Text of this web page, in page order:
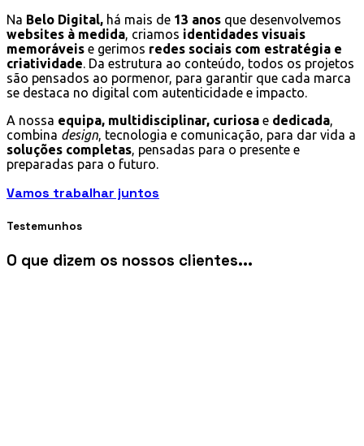
Na Belo Digital, há mais de 13 anos que desenvolvemos
websites à medida , criamos identidades visuais
memoráveis e gerimos redes sociais com estratégia e
criatividade . Da estrutura ao conteúdo, todos os projetos
são pensados ao pormenor, para garantir que cada marca
se destaca no digital com autenticidade e impacto.
A nossa equipa, multidisciplinar, curiosa e dedicada
combina design , tecnologia e comunicação, para dar vida a
soluções completas , pensadas para o presente e
preparadas para o futuro.
Vamos trabalhar juntos
Testemunhos
O que dizem os nossos clientes...